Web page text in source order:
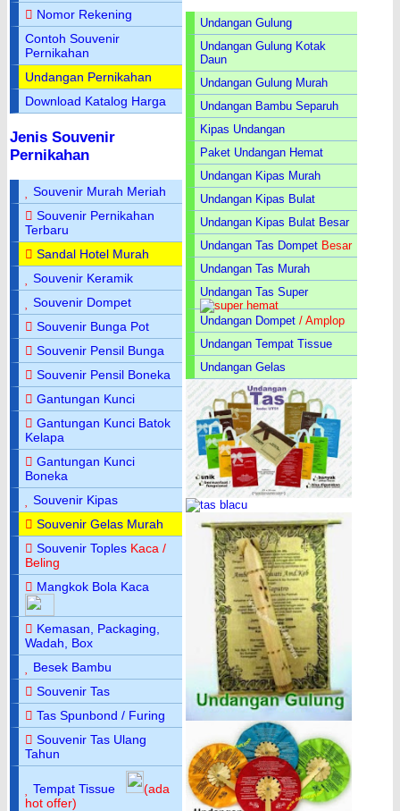
Nomor Rekening
Contoh Souvenir
Pernikahan
Undangan Pernikahan
Download Katalog Harga
Jenis Souvenir
Pernikahan
Souvenir Murah Meriah
Souvenir Pernikahan
Terbaru
Sandal Hotel Murah
Souvenir Keramik
Souvenir Dompet
Souvenir Bunga Pot
Souvenir Pensil Bunga
Souvenir Pensil Boneka
Gantungan Kunci
Gantungan Kunci Batok
Kelapa
Gantungan Kunci
Boneka
Souvenir Kipas
Souvenir Gelas Murah
Souvenir Toples Kaca /
Beling
Mangkok Bola Kaca
Kemasan, Packaging,
Wadah, Box
Besek Bambu
Souvenir Tas
Tas Spunbond / Furing
Souvenir Tas Ulang
Tahun
Tempat Tissue
(ada
hot offer)
Undangan Gulung
Undangan Gulung Kotak
Daun
Undangan Gulung Murah
Undangan Bambu Separuh
Kipas Undangan
Paket Undangan Hemat
Undangan Kipas Murah
Undangan Kipas Bulat
Undangan Kipas Bulat Besar
Undangan Tas Dompet Besar
Undangan Tas Murah
Undangan Tas Super
Undangan Dompet / Amplop
Undangan Tempat Tissue
Undangan Gelas